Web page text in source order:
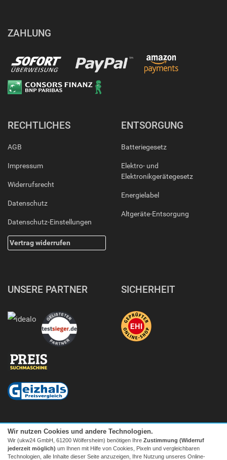
ZAHLUNG
RECHTLICHES
AGB
Impressum
Widerrufsrecht
Datenschutz
Datenschutz-Einstellungen
Vertrag widerrufen
ENTSORGUNG
Batteriegesetz
Elektro- und
Elektronikgerätegesetz
Energielabel
Altgeräte-Entsorgung
UNSERE PARTNER SICHERHEIT
Wir nutzen Cookies und andere Technologien.
Wir (ukw24 GmbH, 61200 Wölfersheim) benötigen Ihre Zustimmung (Widerruf
jederzeit möglich) um Ihnen mit Hilfe von Cookies, Pixeln und vergleichbaren
Technologien, alle Inhalte dieser Seite anzuzeigen, Ihre Nutzung unseres Online-